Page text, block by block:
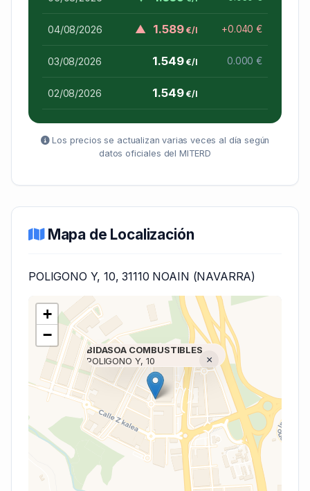
04/08/2026 ▲ 1.589€/l +0.040 €
03/08/2026 1.549€/l 0.000 €
02/08/2026 1.549€/l
Los precios se actualizan varias veces al día según
datos oficiales del MITERD
Mapa de Localización
POLIGONO Y, 10, 31110 NOAIN (NAVARRA)
Cargando mapa (V7 Inline)...
BIDASOA COMBUSTIBLES
POLIGONO Y, 10
×
+
−